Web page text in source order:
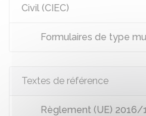
Civil (CIEC)
Formulaires de type
Textes de référence
Règlement (UE) 2016/